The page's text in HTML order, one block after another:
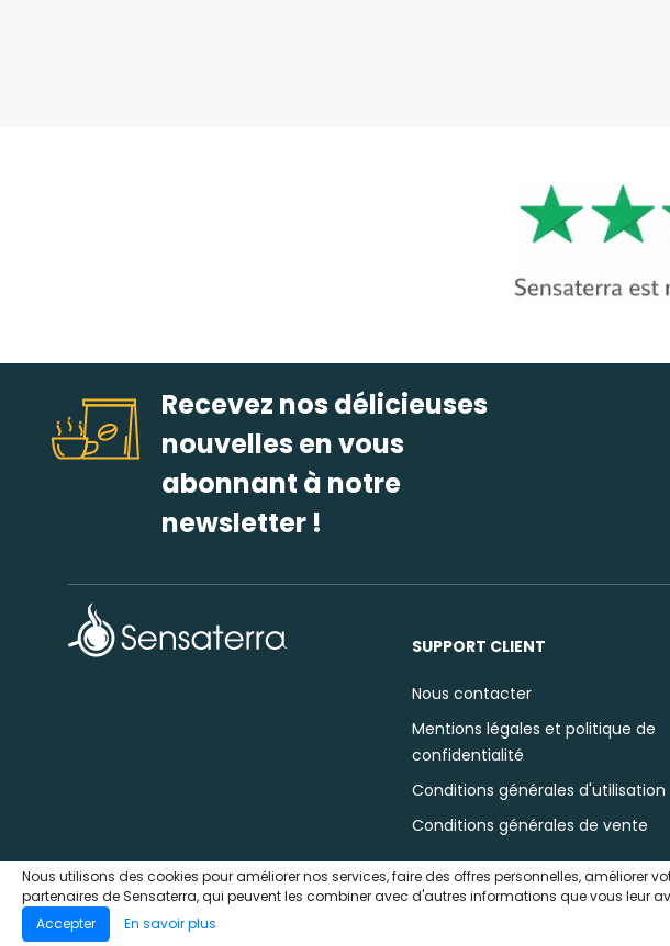
Recevez nos délicieuses
nouvelles en vous
abonnant à notre
newsletter !
SUPPORT CLIENT
Nous contacter
Mentions légales et politique de
confidentialité
Conditions générales d'utilisation
Conditions générales de vente
© 2020 Sensaterra
Nous utilisons des cookies pour améliorer nos services, faire des offres personnelles,
partenaires de Sensaterra, qui peuvent les combiner avec d'autres informations que vous leur
Accepter
En savoir plus